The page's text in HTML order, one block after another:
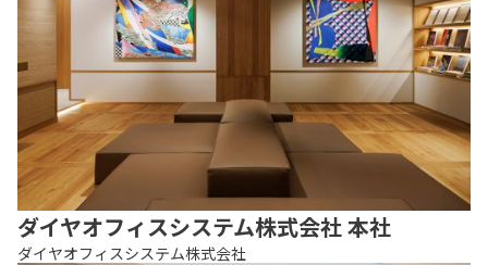
ダイヤオフィスシステム株式会社 本社
ダイヤオフィスシステム株式会社